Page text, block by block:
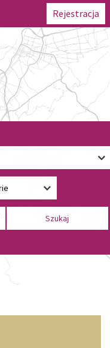
Rejestracja